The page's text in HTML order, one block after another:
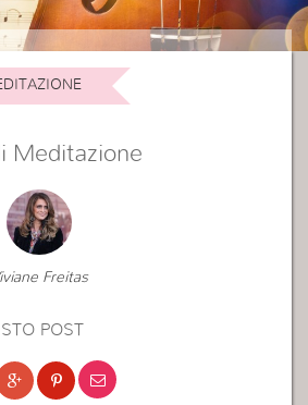
Meditazione
Freitas
POST